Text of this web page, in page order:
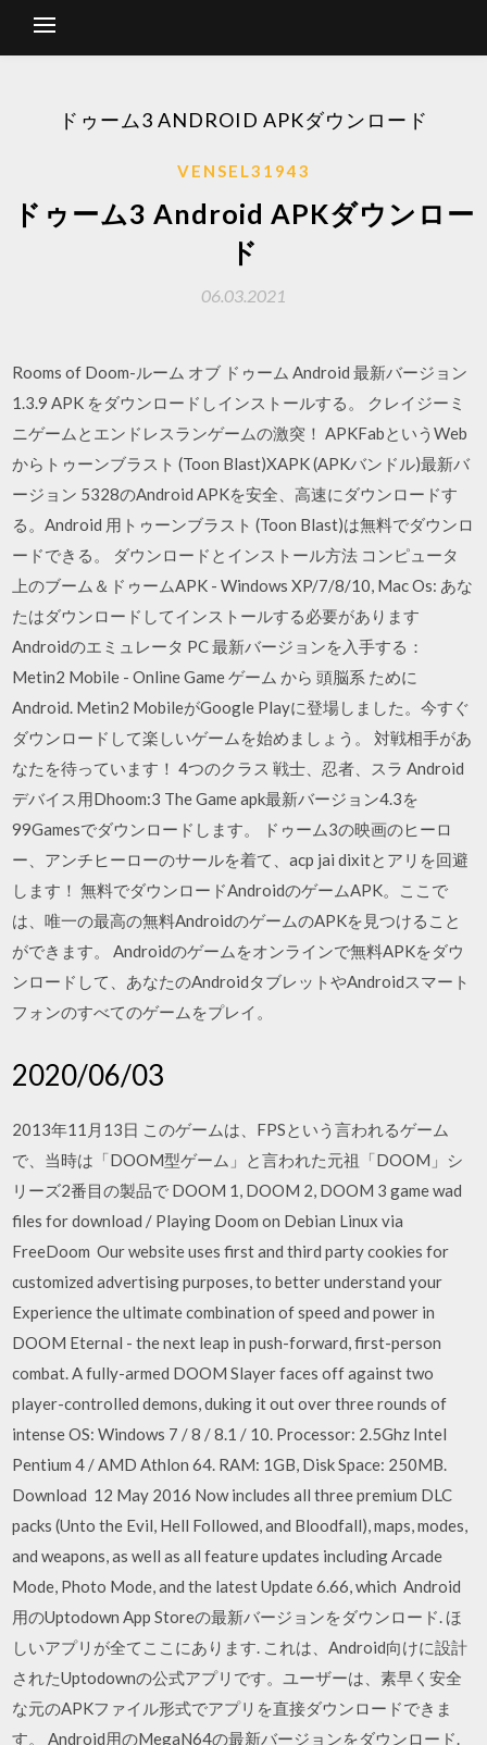
ドゥーム3 ANDROID APKダウンロード
VENSEL31943
ドゥーム3 Android APKダウンロー
ド
06.03.2021
Rooms of Doom-ルーム オブ ドゥーム Android 最新バージョン
1.3.9 APK をダウンロードしインストールする。 クレイジーミ
ニゲームとエンドレスランゲームの激突！ APKFabというWeb
からトゥーンブラスト (Toon Blast)XAPK (APKバンドル)最新バ
ージョン 5328のAndroid APKを安全、高速にダウンロードす
る。Android 用トゥーンブラスト (Toon Blast)は無料でダウンロ
ードできる。 ダウンロードとインストール方法 コンピュータ
上のブーム＆ドゥームAPK - Windows XP/7/8/10, Mac Os: あな
たはダウンロードしてインストールする必要があります
Androidのエミュレータ PC 最新バージョンを入手する：
Metin2 Mobile - Online Game ゲーム から 頭脳系 ために
Android. Metin2 MobileがGoogle Playに登場しました。今すぐ
ダウンロードして楽しいゲームを始めましょう。 対戦相手があ
なたを待っています！ 4つのクラス 戦士、忍者、スラ Android
デバイス用Dhoom:3 The Game apk最新バージョン4.3を
99Gamesでダウンロードします。 ドゥーム3の映画のヒーロ
ー、アンチヒーローのサールを着て、acp jai dixitとアリを回避
します！ 無料でダウンロードAndroidのゲームAPK。ここで
は、唯一の最高の無料AndroidのゲームのAPKを見つけること
ができます。 Androidのゲームをオンラインで無料APKをダウ
ンロードして、あなたのAndroidタブレットやAndroidスマート
フォンのすべてのゲームをプレイ。
2020/06/03
2013年11月13日 このゲームは、FPSという言われるゲーム
で、当時は「DOOM型ゲーム」と言われた元祖「DOOM」シ
リーズ2番目の製品で DOOM 1, DOOM 2, DOOM 3 game wad
files for download / Playing Doom on Debian Linux via
FreeDoom Our website uses first and third party cookies for
customized advertising purposes, to better understand your
Experience the ultimate combination of speed and power in
DOOM Eternal - the next leap in push-forward, first-person
combat. A fully-armed DOOM Slayer faces off against two
player-controlled demons, duking it out over three rounds of
intense OS: Windows 7 / 8 / 8.1 / 10. Processor: 2.5Ghz Intel
Pentium 4 / AMD Athlon 64. RAM: 1GB, Disk Space: 250MB.
Download 12 May 2016 Now includes all three premium DLC
packs (Unto the Evil, Hell Followed, and Bloodfall), maps, modes,
and weapons, as well as all feature updates including Arcade
Mode, Photo Mode, and the latest Update 6.66, which Android
用のUptodown App Storeの最新バージョンをダウンロード. ほ
しいアプリが全てここにあります. これは、Android向けに設計
されたUptodownの公式アプリです。ユーザーは、素早く安全
な元のAPKファイル形式でアプリを直接ダウンロードできま
す。 Android用のMegaN64の最新バージョンをダウンロード.